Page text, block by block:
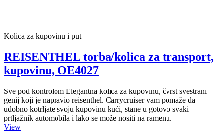
Kolica za kupovinu i put
REISENTHEL torba/kolica za transport,
kupovinu, OE4027
Sve pod kontrolom Elegantna kolica za kupovinu, čvrst svestrani
genij koji je napravio reisenthel. Carrycruiser vam pomaže da
udobno kotrljate svoju kupovinu kući, stane u gotovo svaki
prtljažnik automobila i lako se može nositi na ramenu.
View